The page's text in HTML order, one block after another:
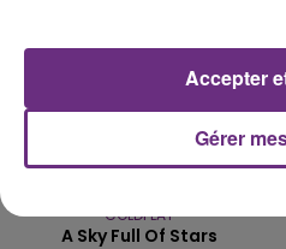
COLDPLAY
A Sky Full Of Stars
Gérer
Accepter